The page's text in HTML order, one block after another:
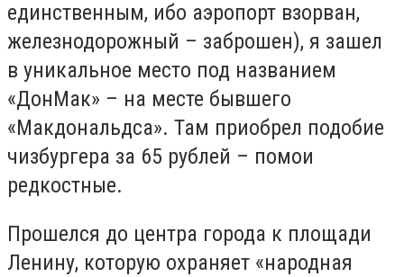
единственным, ибо аэропорт взорван,
железнодорожный – заброшен), я зашел
в уникальное место под названием
«ДонМак» – на месте бывшего
«Макдональдса». Там приобрел подобие
чизбургера за 65 рублей – помои
редкостные.
Прошелся до центра города к площади
Ленину, которую охраняет «народная